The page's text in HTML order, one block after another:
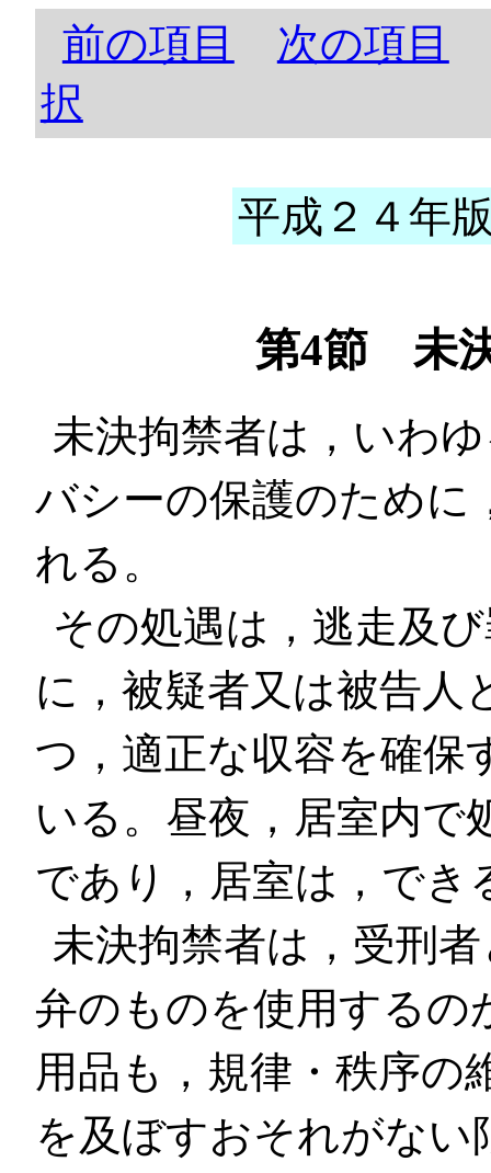
前の項目
次の項目
択
平成２４年
第4節 未
未決拘禁者は，いわ
バシーの保護のために
れる。
その処遇は，逃走及
に，被疑者又は被告人
つ，適正な収容を確保
いる。昼夜，居室内で
であり，居室は，でき
未決拘禁者は，受刑
弁のものを使用するの
用品も，規律・秩序の
を及ぼすおそれがな